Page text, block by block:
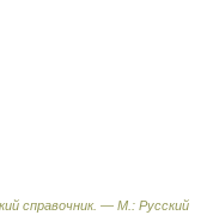
справочник. — М.: Русский